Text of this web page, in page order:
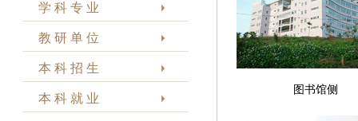
学 科 专 业
教 研 单 位
本 科 招 生
本 科 就 业
图书馆侧